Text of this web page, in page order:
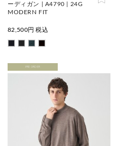
ーディガン | A4790 | 24G
MODERN FIT
82,500円 税込
PRE ORDER